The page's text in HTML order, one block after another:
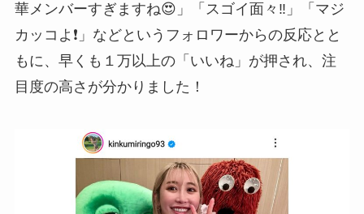
華メンバーすぎますね😍」「スゴイ面々‼︎」「マジ
カッコよ❗」などというフォロワーからの反応とと
もに、早くも１万以上の「いいね」が押され、注
目度の高さが分かりました！